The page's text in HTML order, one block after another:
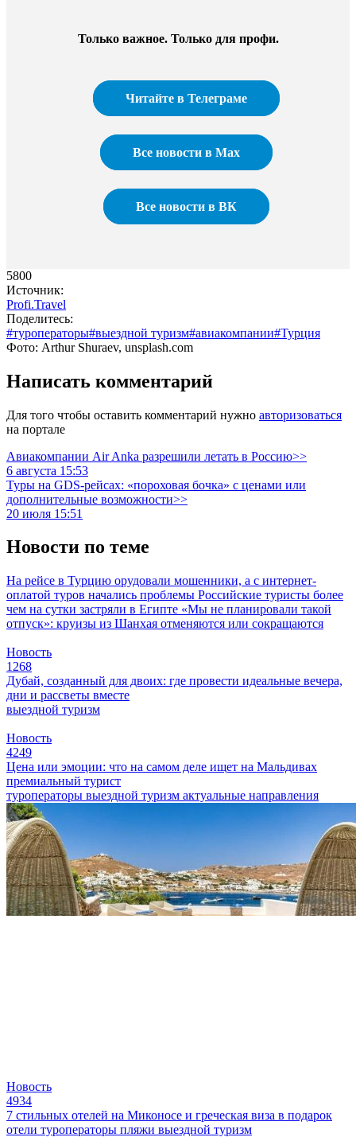
Только важное. Только для профи.​
Читайте в Телеграме
Все новости в Max
Все новости в ВК
5800
Источник:
Profi.Travel
Поделитесь:
#туроператоры#выездной туризм#авиакомпании#Турция
Фото: Arthur Shuraev, unsplash.com
Написать комментарий
Для того чтобы оставить комментарий нужно авторизоваться
на портале
Авиакомпании Air Anka разрешили летать в Россию>>
6 августа 15:53
Туры на GDS-рейсах: «пороховая бочка» с ценами или
дополнительные возможности>>
20 июля 15:51
Новости по теме
На рейсе в Турцию орудовали мошенники, а с интернет-
оплатой туров начались проблемы Российские туристы более
чем на сутки застряли в Египте «Мы не планировали такой
отпуск»: круизы из Шанхая отменяются или сокращаются
Новость
1268
Дубай, созданный для двоих: где провести идеальные вечера,
дни и рассветы вместе
выездной туризм
Новость
4249
Цена или эмоции: что на самом деле ищет на Мальдивах
премиальный турист
туроператоры выездной туризм актуальные направления
Новость
4934
7 стильных отелей на Миконосе и греческая виза в подарок
отели туроператоры пляжи выездной туризм